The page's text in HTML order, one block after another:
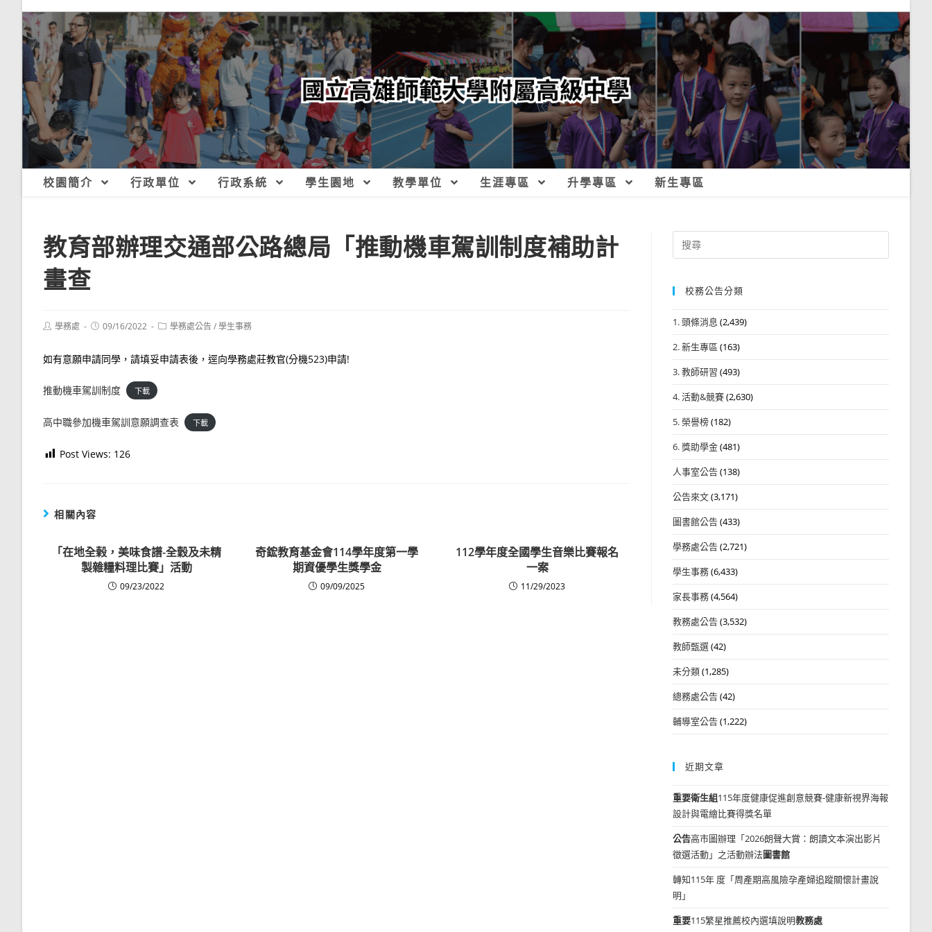
校園簡介 行政單位 行政系統 學生園地 教學單位 生涯專區 升學專區 新生專區
教育部辦理交通部公路總局「推動機車駕訓制度補助計
畫查
Post學務處
Post09/16/2022
Post學務處公告/學生事務
如有意願申請同學，請填妥申請表後，逕向學務處莊教官(分機523)申請!
推動機車駕訓制度 下載
高中職參加機車駕訓意願調查表 下載
Post Views: 126
相關內容
「在地全榖，美味食譜-全穀及未精
製雜糧料理比賽」活動
09/23/2022
奇鋐教育基金會114學年度第一學
期資優學生獎學金
09/09/2025
112學年度全國學生音樂比賽報名
一案
11/29/2023
Search
for:
校務公告分類
1. 頭條消息 (2,439)
2. 新生專區 (163)
3. 教師研習 (493)
4. 活動&競賽(2,630)
5. 榮譽榜(182)
6. 獎助學金(481)
人事室公告(138)
公告來文(3,171)
圖書館公告(433)
學務處公告(2,721)
學生事務(6,433)
家長事務(4,564)
教務處公告(3,532)
教師甄選(42)
未分類(1,285)
總務處公告(42)
輔導室公告(1,222)
近期文章
重要衛生組115年度健康促進創意競賽-健康新視界海報
設計與電繪比賽得獎名單
公告高市圖辦理「2026朗聲大賞：朗讀文本演出影片
徵選活動」之活動辦法圖書館
轉知115年 度「周產期高風險孕產婦追蹤關懷計畫說
明」
重要115繁星推薦校內選填說明教務處